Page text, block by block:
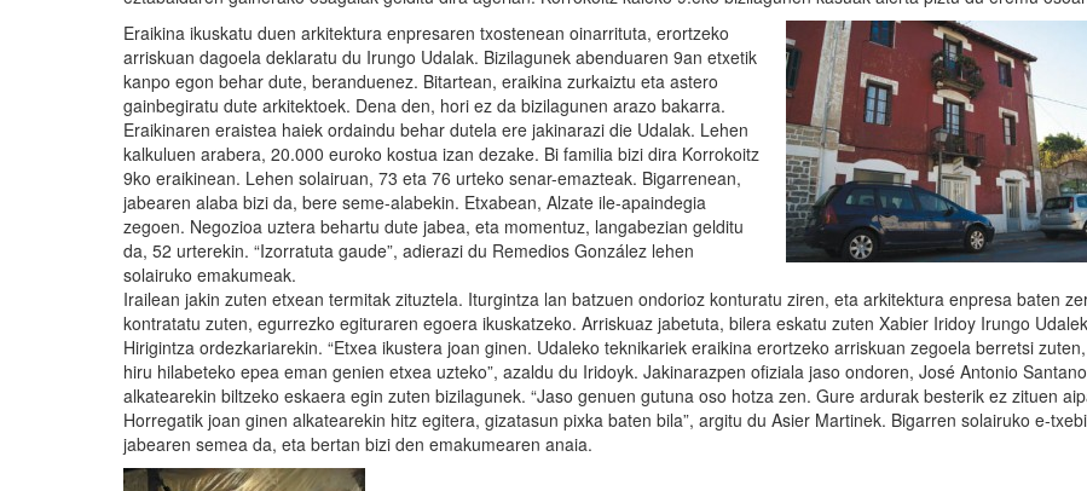
Eraikina ikuskatu duen arkitektura enpresaren txostenean oinarrituta, erortzeko
arriskuan dagoela deklaratu du Irungo Udalak. Bizilagunek abenduaren 9an etxetik
kanpo egon behar dute, beranduenez. Bitartean, eraikina zurkaiztu eta astero
gainbegiratu dute arkitektoek. Dena den, hori ez da bizilagunen arazo bakarra.
Eraikinaren eraistea haiek ordaindu behar dutela ere jakinarazi die Udalak. Lehen
kalkuluen arabera, 20.000 euroko kostua izan dezake. Bi familia bizi dira Korrokoitz
9ko eraikinean. Lehen solairuan, 73 eta 76 urteko senar-emazteak. Bigarrenean,
jabearen alaba bizi da, bere seme-alabekin. Etxabean, Alzate ile-apaindegia
zegoen. Negozioa uztera behartu dute jabea, eta momentuz, langabezian gelditu
da, 52 urterekin. “Izorratuta gaude”, adierazi du Remedios González lehen
solairuko emakumeak.
Irailean jakin zuten etxean termitak zituztela. Iturgintza lan batzuen ondorioz konturatu ziren, eta arkitektura enpresa baten
kontratatu zuten, egurrezko egituraren egoera ikuskatzeko. Arriskuaz jabetuta, bilera eskatu zuten Xabier Iridoy Irungo
Hirigintza ordezkariarekin. “Etxea ikustera joan ginen. Udaleko teknikariek eraikina erortzeko arriskuan zegoela berretsi
hiru hilabeteko epea eman genien etxea uzteko”, azaldu du Iridoyk. Jakinarazpen ofiziala jaso ondoren, José Antonio Santano
alkatearekin biltzeko eskaera egin zuten bizilagunek. “Jaso genuen gutuna oso hotza zen. Gure ardurak besterik ez zituen
Horregatik joan ginen alkatearekin hitz egitera, gizatasun pixka baten bila”, argitu du Asier Martinek. Bigarren solairuko e-
jabearen semea da, eta bertan bizi den emakumearen anaia.